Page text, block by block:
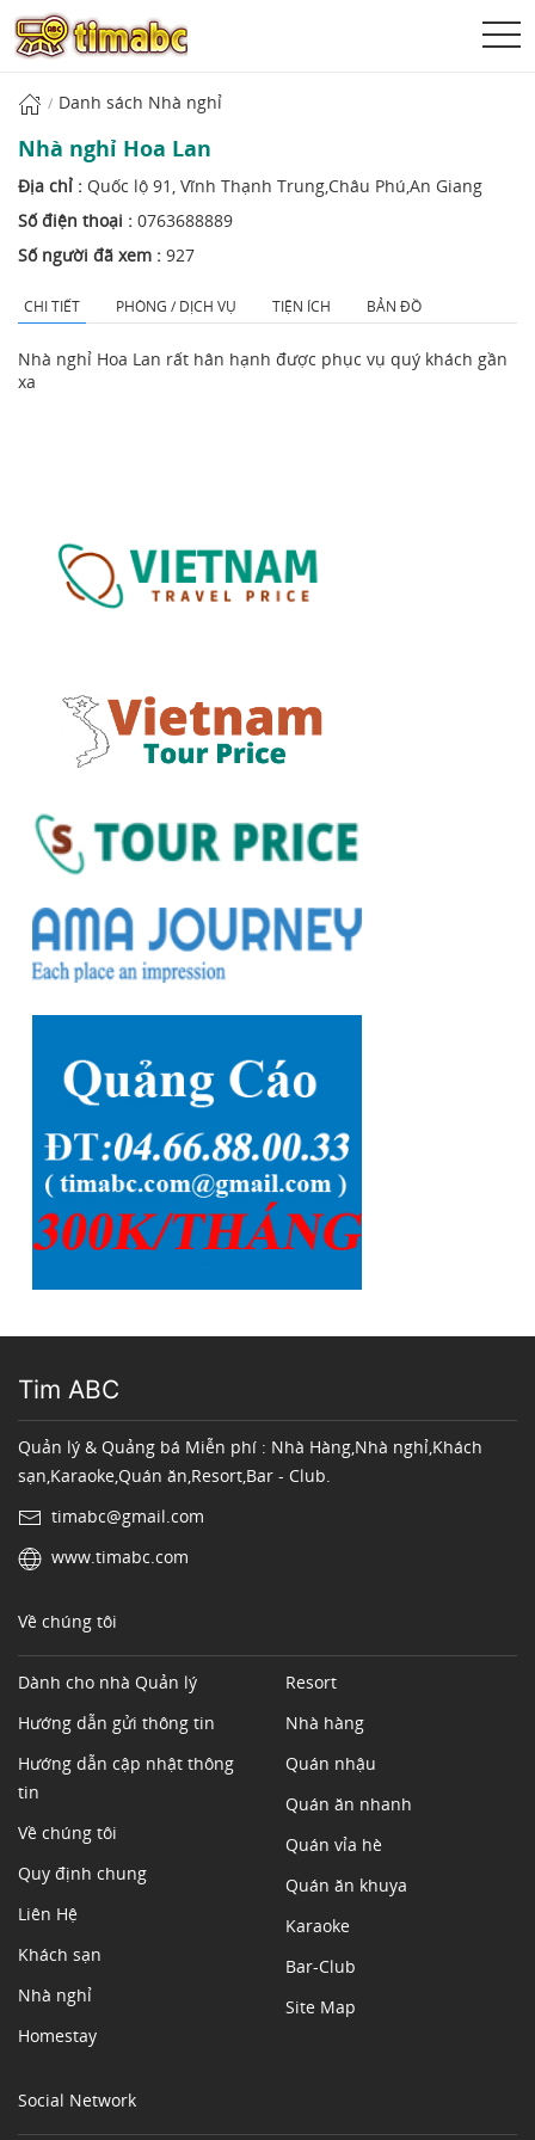
Danh sách Nhà nghỉ
Nhà nghỉ Hoa Lan
Địa chỉ : Quốc lộ 91, Vĩnh Thạnh Trung,Châu Phú,An Giang
Số điện thoại : 0763688889
Số người đã xem : 927
CHI TIẾT PHÒNG / DỊCH VỤ TIỆN ÍCH BẢN ĐỒ
Nhà nghỉ Hoa Lan rất hân hạnh được phục vụ quý khách gần
xa
Tim ABC
Quản lý & Quảng bá Miễn phí : Nhà Hàng,Nhà nghỉ,Khách
sạn,Karaoke,Quán ăn,Resort,Bar - Club.
timabc@gmail.com
www.timabc.com
Về chúng tôi
Dành cho nhà Quản lý
Hướng dẫn gửi thông tin
Hướng dẫn cập nhật thông
tin
Về chúng tôi
Quy định chung
Liên Hệ
Khách sạn
Nhà nghỉ
Homestay
Resort
Nhà hàng
Quán nhậu
Quán ăn nhanh
Quán vỉa hè
Quán ăn khuya
Karaoke
Bar-Club
Site Map
Social Network